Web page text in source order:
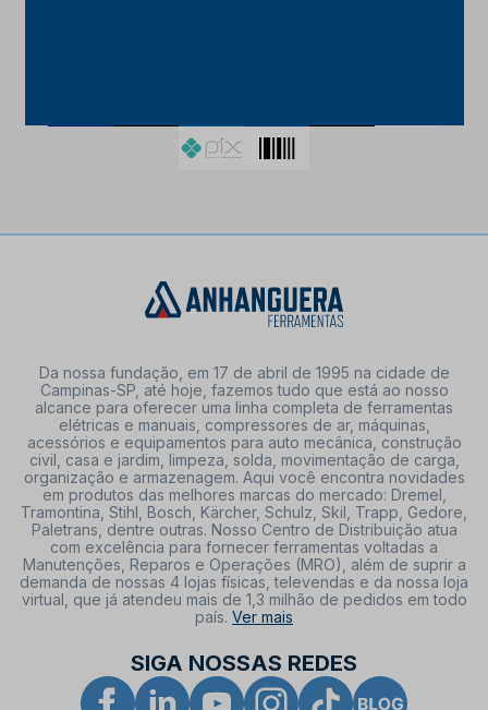
Da nossa fundação, em 17 de abril de 1995 na cidade de
Campinas-SP, até hoje, fazemos tudo que está ao nosso
alcance para oferecer uma linha completa de ferramentas
elétricas e manuais, compressores de ar, máquinas,
acessórios e equipamentos para auto mecânica, construção
civil, casa e jardim, limpeza, solda, movimentação de carga,
organização e armazenagem. Aqui você encontra novidades
em produtos das melhores marcas do mercado: Dremel,
Tramontina, Stihl, Bosch, Kärcher, Schulz, Skil, Trapp, Gedore,
Paletrans, dentre outras. Nosso Centro de Distribuição atua
com excelência para fornecer ferramentas voltadas a
Manutenções, Reparos e Operações (MRO), além de suprir a
demanda de nossas 4 lojas físicas, televendas e da nossa loja
virtual, que já atendeu mais de 1,3 milhão de pedidos em todo
país. Ver mais
SIGA NOSSAS REDES